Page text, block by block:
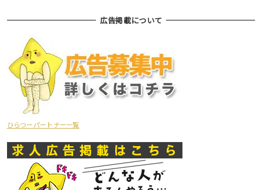
広告掲載について
ひらつーパートナー一覧